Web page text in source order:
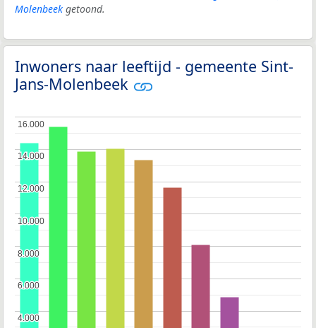
Molenbeek getoond.
Inwoners naar leeftijd - gemeente Sint-
Jans-Molenbeek
4.000
4.000
6.000
6.000
8.000
8.000
10.000
10.000
12.000
12.000
14.000
14.000
16.000
16.000